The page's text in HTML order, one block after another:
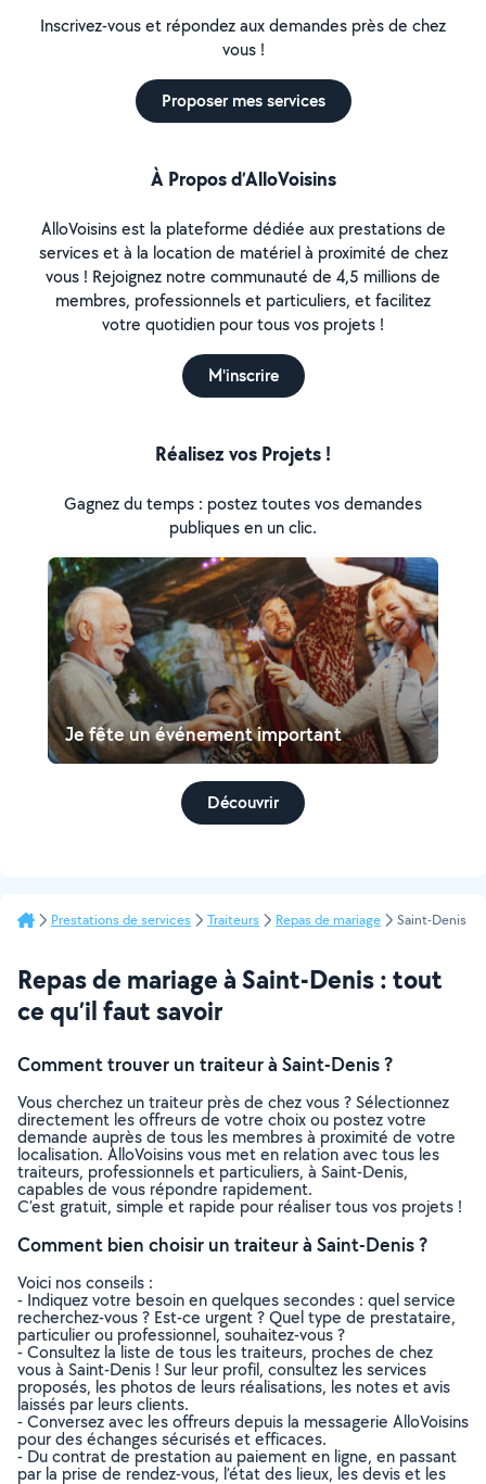
Inscrivez-vous et répondez aux demandes près de chez
vous !
Proposer mes services
À Propos d’AlloVoisins
AlloVoisins est la plateforme dédiée aux prestations de
services et à la location de matériel à proximité de chez
vous ! Rejoignez notre communauté de 4,5 millions de
membres, professionnels et particuliers, et facilitez
votre quotidien pour tous vos projets !
M'inscrire
Réalisez vos Projets !
Gagnez du temps : postez toutes vos demandes
publiques en un clic.
Je fête un événement important
Découvrir
Prestations de services Traiteurs Repas de mariage Saint-Denis
Repas de mariage à Saint-Denis : tout
ce qu’il faut savoir
Comment trouver un traiteur à Saint-Denis ?
Vous cherchez un traiteur près de chez vous ? Sélectionnez
directement les offreurs de votre choix ou postez votre
demande auprès de tous les membres à proximité de votre
localisation. AlloVoisins vous met en relation avec tous les
traiteurs, professionnels et particuliers, à Saint-Denis,
capables de vous répondre rapidement.
C’est gratuit, simple et rapide pour réaliser tous vos projets !
Comment bien choisir un traiteur à Saint-Denis ?
Voici nos conseils :
- Indiquez votre besoin en quelques secondes : quel service
recherchez-vous ? Est-ce urgent ? Quel type de prestataire,
particulier ou professionnel, souhaitez-vous ?
- Consultez la liste de tous les traiteurs, proches de chez
vous à Saint-Denis ! Sur leur profil, consultez les services
proposés, les photos de leurs réalisations, les notes et avis
laissés par leurs clients.
- Conversez avec les offreurs depuis la messagerie AlloVoisins
pour des échanges sécurisés et efficaces.
- Du contrat de prestation au paiement en ligne, en passant
par la prise de rendez-vous, l’état des lieux, les devis et les